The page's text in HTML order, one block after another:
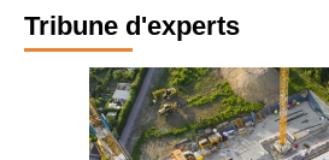
Tribune d'experts